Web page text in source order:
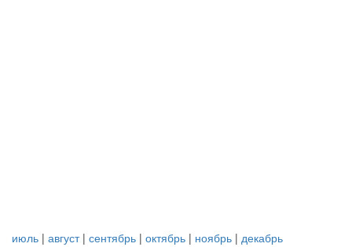
июль | август| сентябрь | октябрь | ноябрь | декабрь